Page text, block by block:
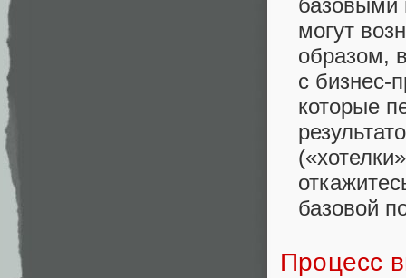
базовыми
могут
образом,
с бизнес-
которые
базовой
Процесс